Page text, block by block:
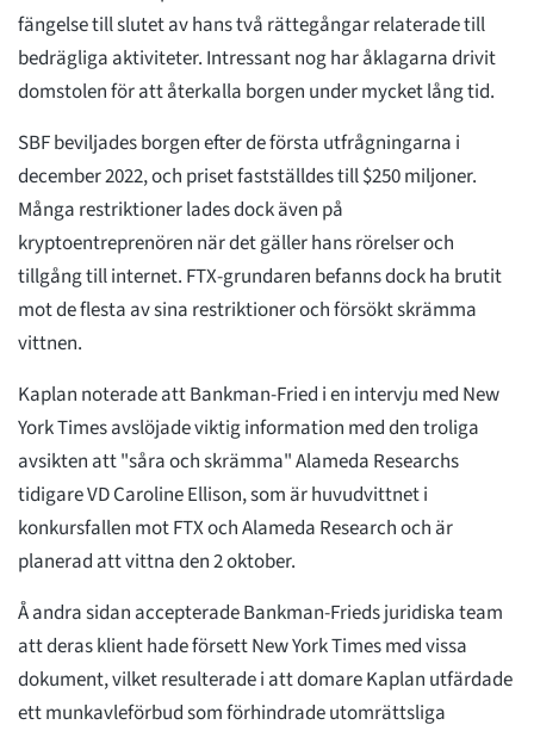
fängelse till slutet av hans två rättegångar relaterade till
bedrägliga aktiviteter. Intressant nog har åklagarna drivit
domstolen för att återkalla borgen under mycket lång tid.
SBF beviljades borgen efter de första utfrågningarna i
december 2022, och priset fastställdes till $250 miljoner.
Många restriktioner lades dock även på
kryptoentreprenören när det gäller hans rörelser och
tillgång till internet. FTX-grundaren befanns dock ha brutit
mot de flesta av sina restriktioner och försökt skrämma
vittnen.
Kaplan noterade att Bankman-Fried i en intervju med New
York Times avslöjade viktig information med den troliga
avsikten att "såra och skrämma" Alameda Researchs
tidigare VD Caroline Ellison, som är huvudvittnet i
konkursfallen mot FTX och Alameda Research och är
planerad att vittna den 2 oktober.
Å andra sidan accepterade Bankman-Frieds juridiska team
att deras klient hade försett New York Times med vissa
dokument, vilket resulterade i att domare Kaplan utfärdade
ett munkavleförbud som förhindrade utomrättsliga